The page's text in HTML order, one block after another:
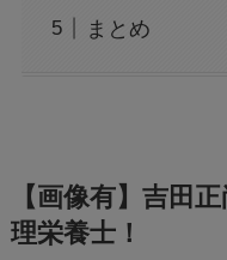
まとめ
【画像有】吉田
理栄養士！